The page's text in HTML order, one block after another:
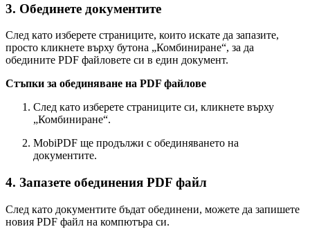
3. Обединете документите
След като изберете страниците, които искате да запазите,
просто кликнете върху бутона „Комбиниране“, за да
обедините PDF файловете си в един документ.
Стъпки за обединяване на PDF файлове
След като изберете страниците си, кликнете върху
„Комбиниране“.
MobiPDF ще продължи с обединяването на
документите.
4. Запазете обединения PDF файл
След като документите бъдат обединени, можете да запишете
новия PDF файл на компютъра си.